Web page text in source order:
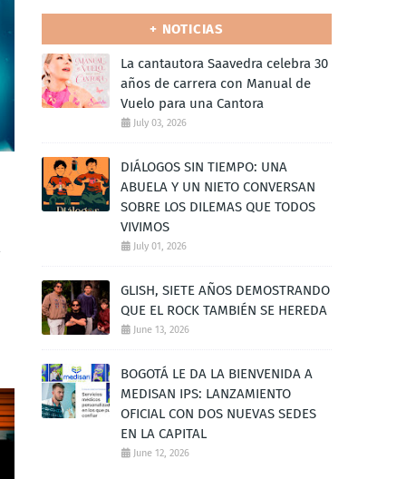
+ NOTICIAS
La cantautora Saavedra celebra 30
años de carrera con Manual de
Vuelo para una Cantora
July 03, 2026
DIÁLOGOS SIN TIEMPO: UNA
ABUELA Y UN NIETO CONVERSAN
SOBRE LOS DILEMAS QUE TODOS
VIVIMOS
July 01, 2026
GLISH, SIETE AÑOS DEMOSTRANDO
QUE EL ROCK TAMBIÉN SE HEREDA
June 13, 2026
BOGOTÁ LE DA LA BIENVENIDA A
MEDISAN IPS: LANZAMIENTO
OFICIAL CON DOS NUEVAS SEDES
EN LA CAPITAL
June 12, 2026